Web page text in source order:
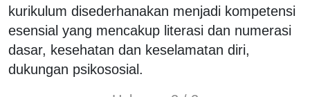
kurikulum disederhanakan menjadi kompetensi
esensial yang mencakup literasi dan numerasi
dasar, kesehatan dan keselamatan diri,
dukungan psikososial.